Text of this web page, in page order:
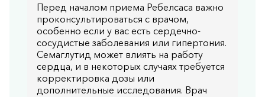
Перед началом приема Ребелсаса важно
проконсультироваться с врачом,
особенно если у вас есть сердечно-
сосудистые заболевания или гипертония.
Семаглутид может влиять на работу
сердца, и в некоторых случаях требуется
корректировка дозы или
дополнительные исследования. Врач